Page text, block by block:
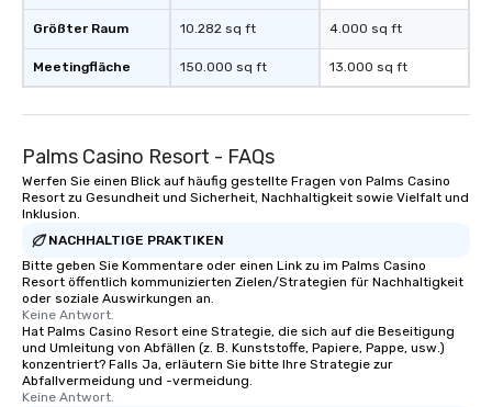
Größter Raum
Meetingfläche
10.282 sq ft
150.000 sq ft
4.000 sq ft
13.000 sq ft
Palms Casino Resort - FAQs
Werfen Sie einen Blick auf häufig gestellte Fragen von Palms Casino
Resort zu Gesundheit und Sicherheit, Nachhaltigkeit sowie Vielfalt und
Inklusion.
NACHHALTIGE PRAKTIKEN
Bitte geben Sie Kommentare oder einen Link zu im Palms Casino
Resort öffentlich kommunizierten Zielen/Strategien für Nachhaltigkeit
oder soziale Auswirkungen an.
Keine Antwort.
Hat Palms Casino Resort eine Strategie, die sich auf die Beseitigung
und Umleitung von Abfällen (z. B. Kunststoffe, Papiere, Pappe, usw.)
konzentriert? Falls Ja, erläutern Sie bitte Ihre Strategie zur
Abfallvermeidung und -vermeidung.
Keine Antwort.